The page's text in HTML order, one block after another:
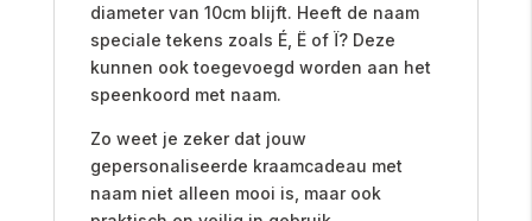
diameter van 10cm blijft. Heeft de naam
speciale tekens zoals É, Ë of Ï? Deze
kunnen ook toegevoegd worden aan het
speenkoord met naam.
Zo weet je zeker dat jouw
gepersonaliseerde kraamcadeau met
naam niet alleen mooi is, maar ook